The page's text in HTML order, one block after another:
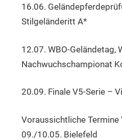
16.06.
Stilgeländeritt A*
12.07. WBO-Geländetag,
Nachwuchschampionat
20.09. Finale V5-Serie –
Voraussichtliche Termine
09./10.05. Bielefeld